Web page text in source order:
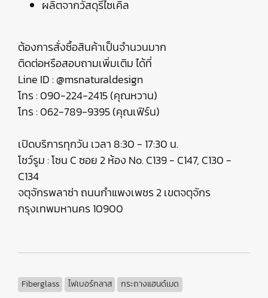
ผลิตจากวัสดุรีไซเคิล
ต้องการสั่งซื้อสินค้าเป็นจำนวนมาก
ติดต่อหรือสอบถามเพิ่มเติม ได้ที่
Line ID : @msnaturaldesign
โทร : 090-224-2415 (คุณหวาน)
โทร : 062-789-9395 (คุณเฟิร์น)
เปิดบริการทุกวัน เวลา 8:30 - 17:30 น.
โชว์รูม : โซน C ซอย 2 ห้อง No. C139 - C147, C130 -
C134
จตุจักรพลาซ่า ถนนกำแพงเพชร 2 เขตจตุจักร
กรุงเทพมหานคร 10900
Fiberglass ไฟเบอร์กลาส
กระถางแฮนด์เมด